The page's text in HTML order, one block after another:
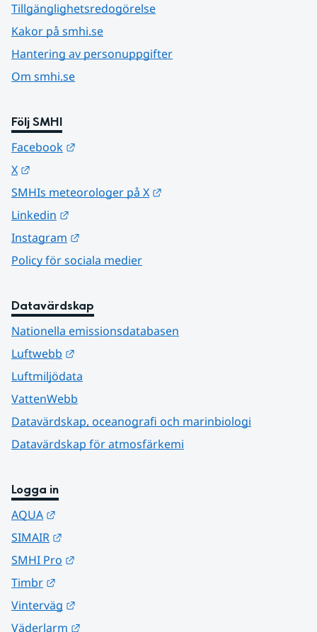
Tillgänglighetsredogörelse
Kakor på smhi.se
Hantering av personuppgifter
Om smhi.se
Följ SMHI
Facebook
X
SMHIs meteorologer på X
Linkedin
Instagram
Policy för sociala medier
Datavärdskap
Nationella emissionsdatabasen
Luftwebb
Luftmiljödata
VattenWebb
Datavärdskap, oceanografi och marinbiologi
Datavärdskap för atmosfärkemi
Logga in
AQUA
SIMAIR
SMHI Pro
Timbr
Vinterväg
Väderlarm